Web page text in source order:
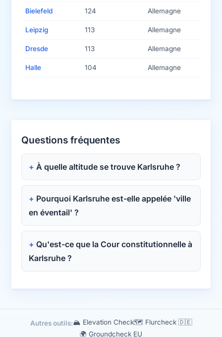
Bielefeld 124 Allemagne
Leipzig 113 Allemagne
Dresde 113 Allemagne
Halle 104 Allemagne
Questions fréquentes
À quelle altitude se trouve Karlsruhe ?
Pourquoi Karlsruhe est-elle appelée 'ville
en éventail' ?
Qu'est-ce que la Cour constitutionnelle à
Karlsruhe ?
Autres outils:🏔 Elevation Check🗺️ Flurcheck 🇩🇪
🌍 Groundcheck EU